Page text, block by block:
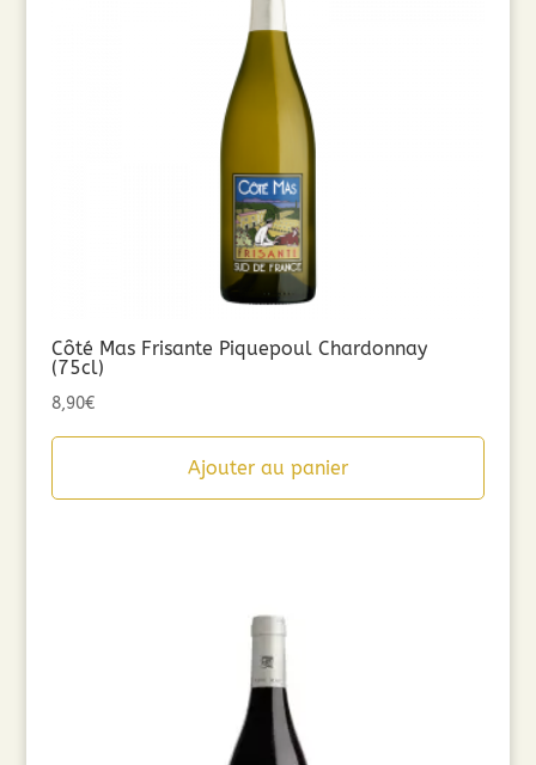
Côté Mas Frisante Piquepoul Chardonnay
(75cl)
8,90€
Ajouter au panier